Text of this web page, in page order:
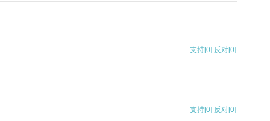
支持[0] 反对[0]
支持[0] 反对[0]